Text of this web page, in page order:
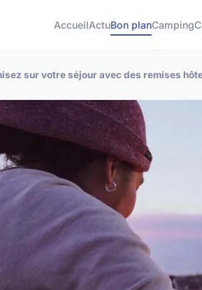
AccueilActuBon planCamping
sur votre séjour avec des remises